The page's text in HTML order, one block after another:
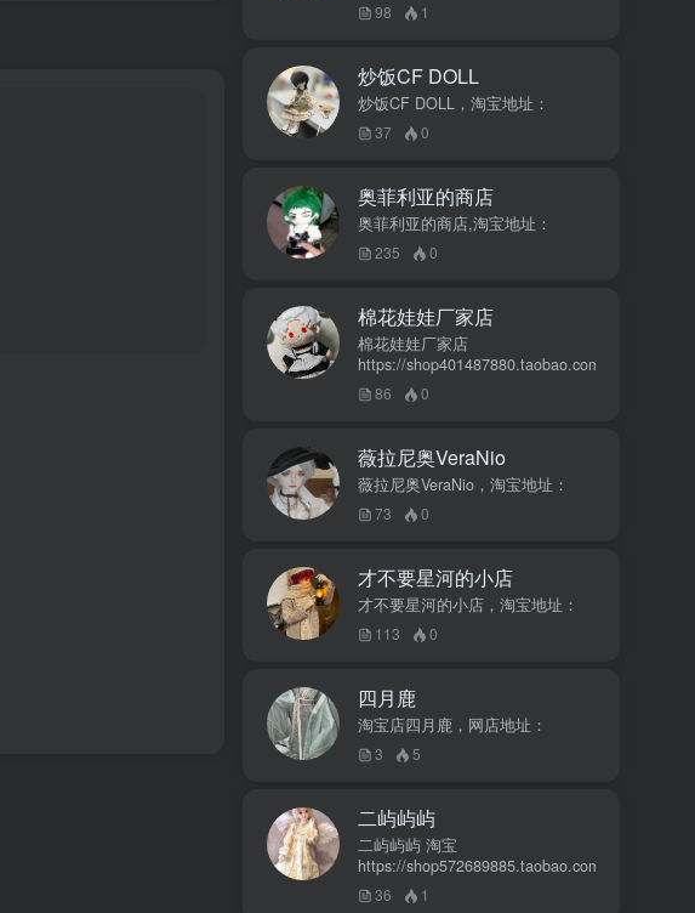
98 1
炒饭CF DOLL
炒饭CF DOLL，淘宝地址：
37 0
奥菲利亚的商店
奥菲利亚的商店,淘宝地址：
235 0
棉花娃娃厂家店
棉花娃娃厂家店
https://shop401487880.taobao.com/
86 0
薇拉尼奥VeraNio
薇拉尼奥VeraNio，淘宝地址：
73 0
才不要星河的小店
才不要星河的小店，淘宝地址：
113 0
四月鹿
淘宝店四月鹿，网店地址：
3 5
二屿屿屿
二屿屿屿 淘宝
https://shop572689885.taobao.com
36 1